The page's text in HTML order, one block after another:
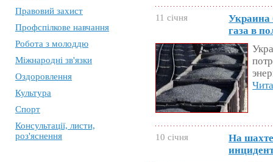
Правовий захист
Профспілкове навчання
Робота з молоддю
Міжнародні зв'язки
Оздоровлення
Культура
Спорт
Консультації, листи,
роз'яснення
11 січня
Украина
газа в
10 січня
На